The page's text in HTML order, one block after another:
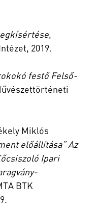
,
2019.
festő Felső-
Miklós
előállítása” Az
Ipari
BTK